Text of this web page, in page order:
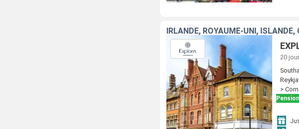
IRLANDE, ROYAUME-UNI, ISLANDE,
20
>